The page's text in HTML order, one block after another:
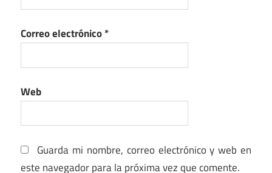
Correo electrónico*
Web
Guarda mi nombre, correo electrónico y web en
este navegador para la próxima vez que comente.